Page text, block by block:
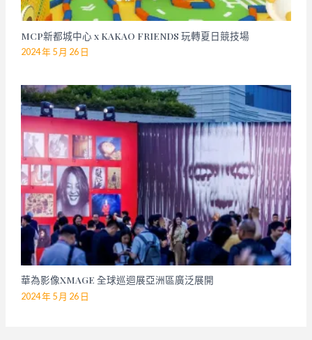
MCP新都城中心 x KAKAO FRIENDS 玩轉夏日競技場
2024 年 5 月 26 日
華為影像XMAGE 全球巡迴展亞洲區廣泛展開
2024 年 5 月 26 日